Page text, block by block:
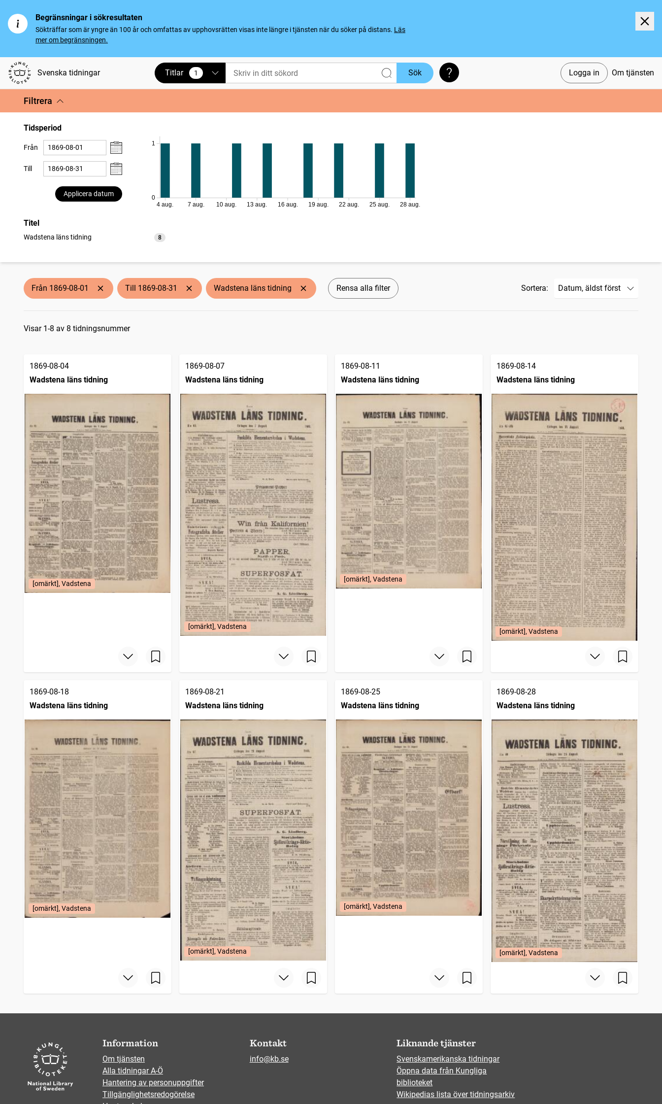
Begränsningar i sökresultaten
Sökträffar som är yngre än 100 år och omfattas av upphovsrätten visas inte längre i tjänsten när du söker på distans. Läs
mer om begränsningen.
Svenska tidningar Logga in Om tjänsten
Titlar 1
vald Sök Söktips
Filtrera
Tidsperiod
Från
Till
Applicera datum
0
1
4 aug. 7 aug. 10 aug. 13 aug. 16 aug. 19 aug. 22 aug. 25 aug. 28 aug.
Titel
Wadstena läns tidning 8
träffar
Från 1869-08-01 Till 1869-08-31 Wadstena läns tidning Rensa alla filter Sortera:
Sökresultat
Visar 1-8 av 8 tidningsnummer
1869-08-04
Wadstena läns tidning
[omärkt], Vadstena
1869-08-07
Wadstena läns tidning
[omärkt], Vadstena
1869-08-11
Wadstena läns tidning
[omärkt], Vadstena
1869-08-14
Wadstena läns tidning
[omärkt], Vadstena
1869-08-18
Wadstena läns tidning
[omärkt], Vadstena
1869-08-21
Wadstena läns tidning
[omärkt], Vadstena
1869-08-25
Wadstena läns tidning
[omärkt], Vadstena
1869-08-28
Wadstena läns tidning
[omärkt], Vadstena
Information
Om tjänsten
Alla tidningar A-Ö
Hantering av personuppgifter
Tillgänglighetsredogörelse
Kontakt
info@kb.se
Liknande tjänster
Svenskamerikanska tidningar
Öppna data från Kungliga
biblioteket
Wikipedias lista över tidningsarkiv